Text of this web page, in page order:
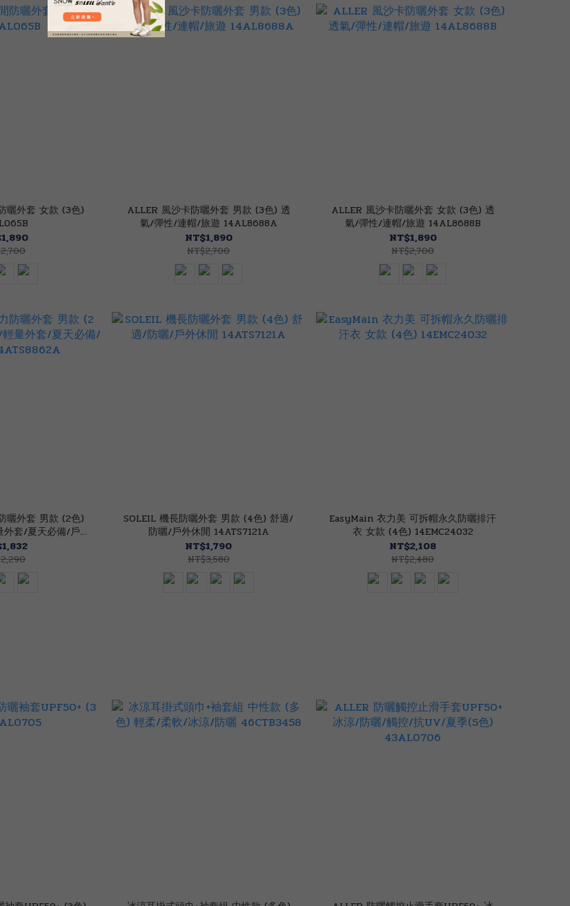
曬外套 女款 (3色)
ALLER 風沙卡防曬外套 男款 (3色) 透
氣/彈性/連帽/旅遊 14AL8688A
NT$1,890
NT$2,700
ALLER 風沙卡防曬外套 女款 (3色) 透
氣/彈性/連帽/旅遊 14AL8688B
NT$1,890
NT$2,700
曬外套 男款 (2色)
套/夏天必備/戶外
SOLEIL 機長防曬外套 男款 (4色) 舒適/
防曬/戶外休閒 14ATS7121A
NT$1,790
NT$3,580
EasyMain 衣力美 可拆帽永久防曬排汗
衣 女款 (4色) 14EMC24032
NT$2,108
NT$2,480